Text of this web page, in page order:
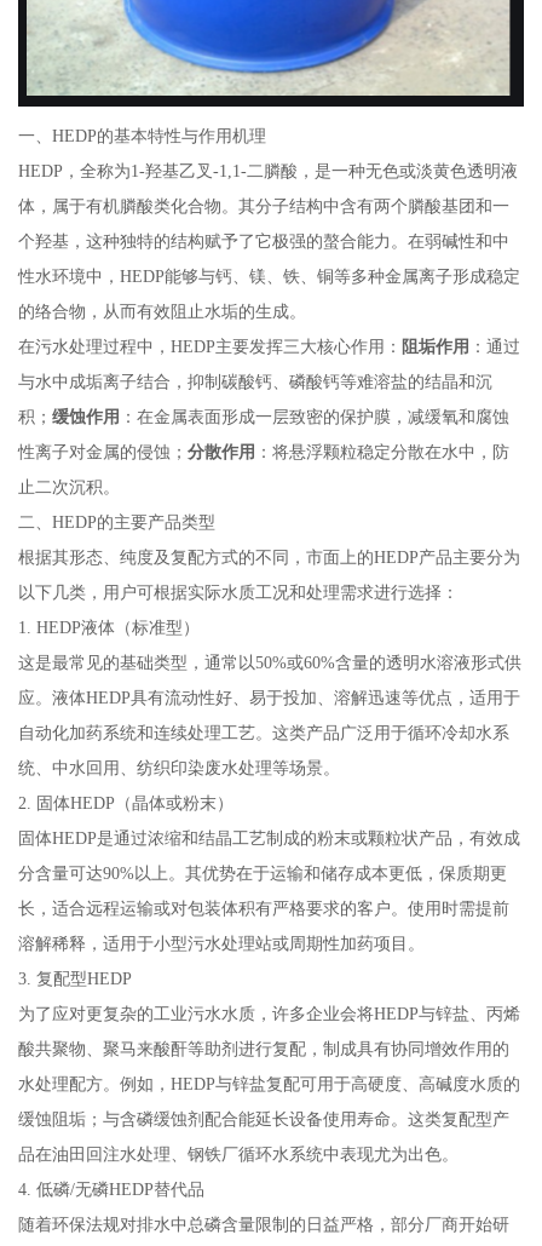
一、HEDP的基本特性与作用机理
HEDP，全称为1-羟基乙叉-1,1-二膦酸，是一种无色或淡黄色透明液
体，属于有机膦酸类化合物。其分子结构中含有两个膦酸基团和一
个羟基，这种独特的结构赋予了它极强的螯合能力。在弱碱性和中
性水环境中，HEDP能够与钙、镁、铁、铜等多种金属离子形成稳定
的络合物，从而有效阻止水垢的生成。
在污水处理过程中，HEDP主要发挥三大核心作用： 阻垢作用 ：通过
与水中成垢离子结合，抑制碳酸钙、磷酸钙等难溶盐的结晶和沉
积； 缓蚀作用 ：在金属表面形成一层致密的保护膜，减缓氧和腐蚀
性离子对金属的侵蚀； 分散作用 ：将悬浮颗粒稳定分散在水中，防
止二次沉积。
二、HEDP的主要产品类型
根据其形态、纯度及复配方式的不同，市面上的HEDP产品主要分为
以下几类，用户可根据实际水质工况和处理需求进行选择：
1. HEDP液体（标准型）
这是最常见的基础类型，通常以50%或60%含量的透明水溶液形式供
应。液体HEDP具有流动性好、易于投加、溶解迅速等优点，适用于
自动化加药系统和连续处理工艺。这类产品广泛用于循环冷却水系
统、中水回用、纺织印染废水处理等场景。
2. 固体HEDP（晶体或粉末）
固体HEDP是通过浓缩和结晶工艺制成的粉末或颗粒状产品，有效成
分含量可达90%以上。其优势在于运输和储存成本更低，保质期更
长，适合远程运输或对包装体积有严格要求的客户。使用时需提前
溶解稀释，适用于小型污水处理站或周期性加药项目。
3. 复配型HEDP
为了应对更复杂的工业污水水质，许多企业会将HEDP与锌盐、丙烯
酸共聚物、聚马来酸酐等助剂进行复配，制成具有协同增效作用的
水处理配方。例如，HEDP与锌盐复配可用于高硬度、高碱度水质的
缓蚀阻垢；与含磷缓蚀剂配合能延长设备使用寿命。这类复配型产
品在油田回注水处理、钢铁厂循环水系统中表现尤为出色。
4. 低磷/无磷HEDP替代品
随着环保法规对排水中总磷含量限制的日益严格，部分厂商开始研